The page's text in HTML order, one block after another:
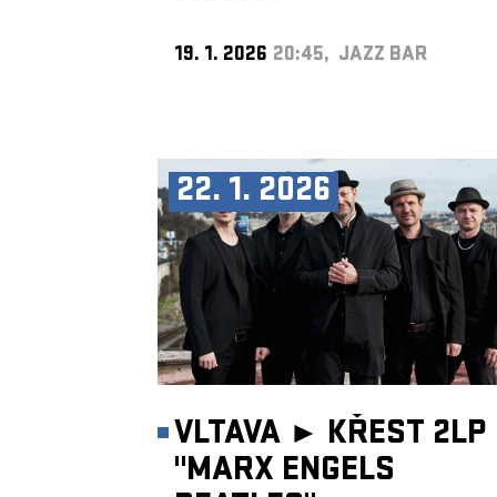
19. 1. 2026 20:45, JAZZ BAR
22. 1. 2026
VLTAVA ► KŘEST 2LP
"MARX ENGELS